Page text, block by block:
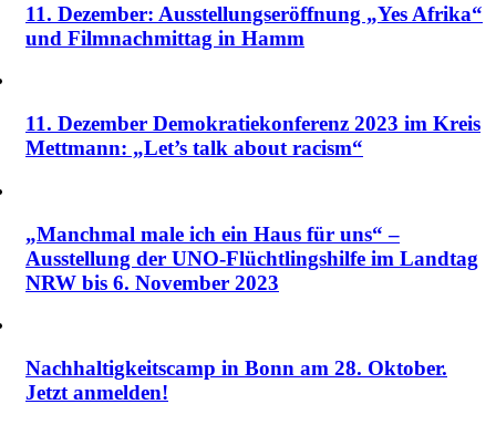
11. Dezember: Ausstellungseröffnung „Yes Afrika“
und Filmnachmittag in Hamm
11. Dezember Demokratiekonferenz 2023 im Kreis
Mettmann: „Let’s talk about racism“
„Manchmal male ich ein Haus für uns“ –
Ausstellung der UNO-Flüchtlingshilfe im Landtag
NRW bis 6. November 2023
Nachhaltigkeitscamp in Bonn am 28. Oktober.
Jetzt anmelden!